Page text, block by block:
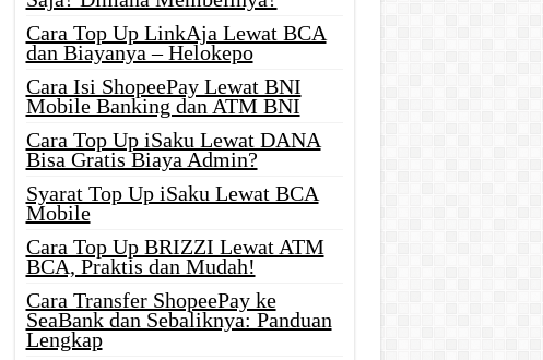
Cara Top Up LinkAja Lewat BCA
dan Biayanya – Helokepo
Cara Isi ShopeePay Lewat BNI
Mobile Banking dan ATM BNI
Cara Top Up iSaku Lewat DANA
Bisa Gratis Biaya Admin?
Syarat Top Up iSaku Lewat BCA
Mobile
Cara Top Up BRIZZI Lewat ATM
BCA, Praktis dan Mudah!
Cara Transfer ShopeePay ke
SeaBank dan Sebaliknya: Panduan
Lengkap